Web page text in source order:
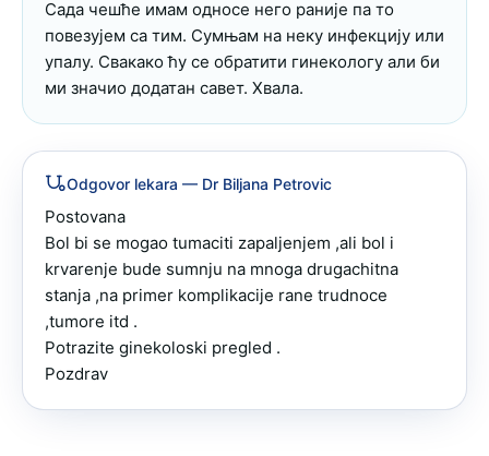
Сада чешће имам односе него раније па то
повезујем са тим. Сумњам на неку инфекцију или
упалу. Свакако ћу се обратити гинекологу али би
ми значио додатан савет. Хвала.
Odgovor lekara — Dr Biljana Petrovic
Postovana
Bol bi se mogao tumaciti zapaljenjem ,ali bol i
krvarenje bude sumnju na mnoga drugachitna
stanja ,na primer komplikacije rane trudnoce
,tumore itd .
Potrazite ginekoloski pregled .
Pozdrav